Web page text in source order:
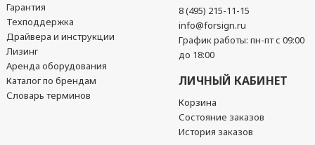
Гарантия
Техподдержка
Драйвера и инструкции
Лизинг
Аренда оборудования
Каталог по брендам
Словарь терминов
8 (495) 215-11-15
info@forsign.ru
График работы: пн-пт с 09:00
до 18:00
ЛИЧНЫЙ КАБИНЕТ
Корзина
Состояние заказов
История заказов